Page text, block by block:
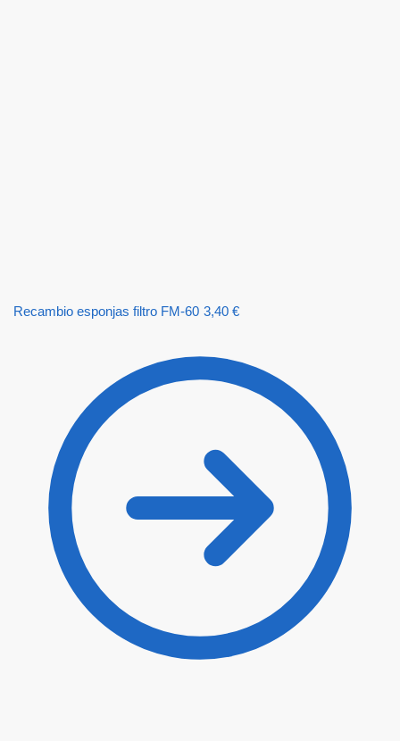
Recambio esponjas filtro FM-60 3,40 €